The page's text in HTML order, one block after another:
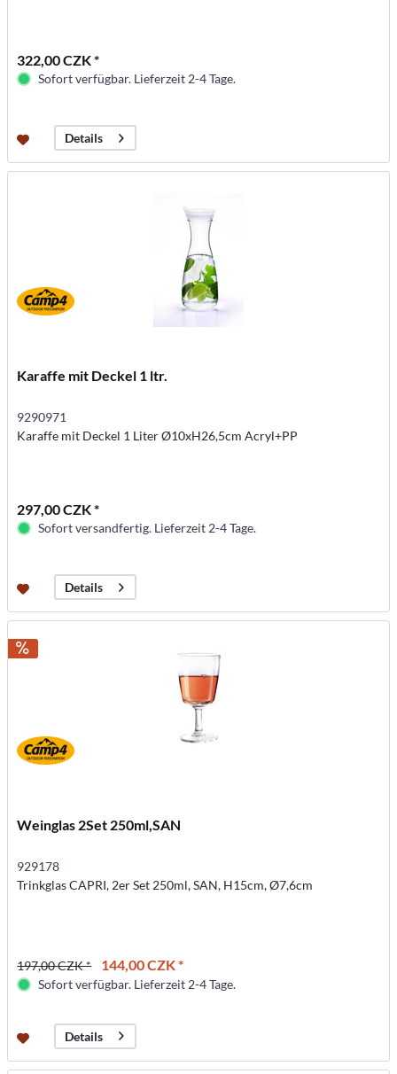
322,00 CZK *
Sofort verfügbar. Lieferzeit 2-4 Tage.
Details
Karaffe mit Deckel 1 ltr.
9290971
Karaffe mit Deckel 1 Liter Ø10xH26,5cm Acryl+PP
297,00 CZK *
Sofort versandfertig. Lieferzeit 2-4 Tage.
Details
Weinglas 2Set 250ml,SAN
929178
Trinkglas CAPRI, 2er Set 250ml, SAN, H15cm, Ø7,6cm
197,00 CZK * 144,00 CZK *
Sofort verfügbar. Lieferzeit 2-4 Tage.
Details